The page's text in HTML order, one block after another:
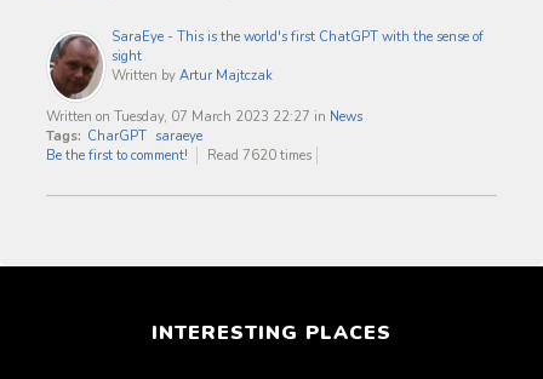
SaraEye - This is the world's first ChatGPT with the sense of
sight
Written by Artur Majtczak
Written on Tuesday, 07 March 2023 22:27 in News
Tags: CharGPT saraeye
Be the first to comment!
Read 7620 times
INTERESTING PLACES